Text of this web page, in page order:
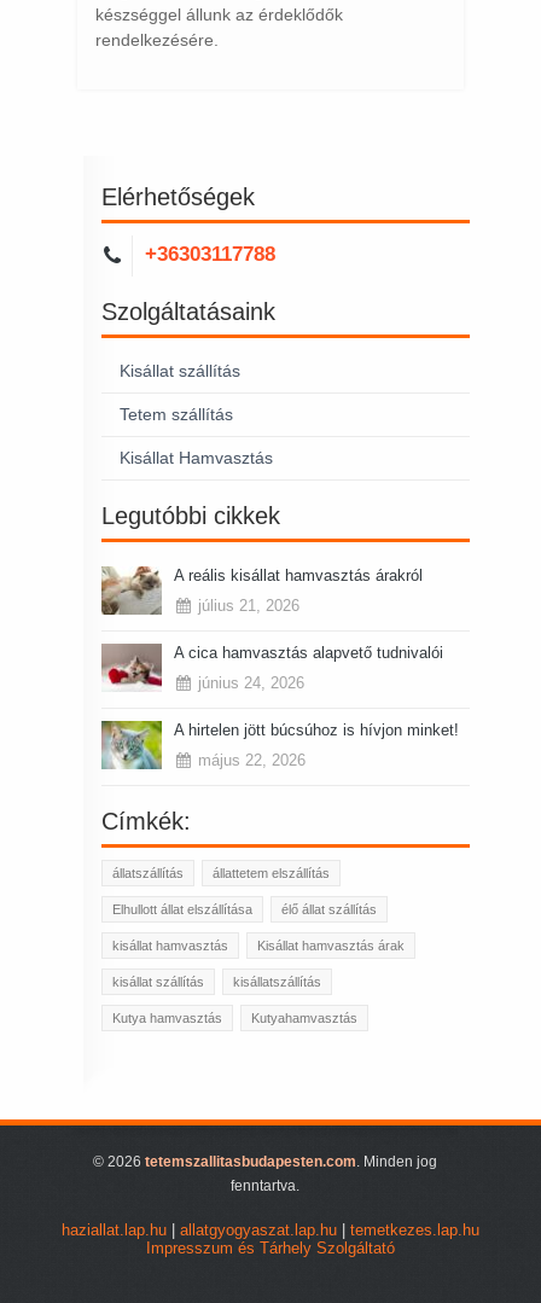
készséggel állunk az érdeklődők
rendelkezésére.
Elérhetőségek
+36303117788
Szolgáltatásaink
Kisállat szállítás
Tetem szállítás
Kisállat Hamvasztás
Legutóbbi cikkek
A reális kisállat hamvasztás árakról
július 21, 2026
A cica hamvasztás alapvető tudnivalói
június 24, 2026
A hirtelen jött búcsúhoz is hívjon minket!
május 22, 2026
Címkék:
állatszállítás állattetem elszállítás
Elhullott állat elszállítása élő állat szállítás
kisállat hamvasztás Kisállat hamvasztás árak
kisállat szállítás kisállatszállítás
Kutya hamvasztás Kutyahamvasztás
© 2026 tetemszallitasbudapesten.com. Minden jog
fenntartva.
haziallat.lap.hu allatgyogyaszat.lap.hu
temetkezes.lap.hu
Impresszum és Tárhely Szolgáltató